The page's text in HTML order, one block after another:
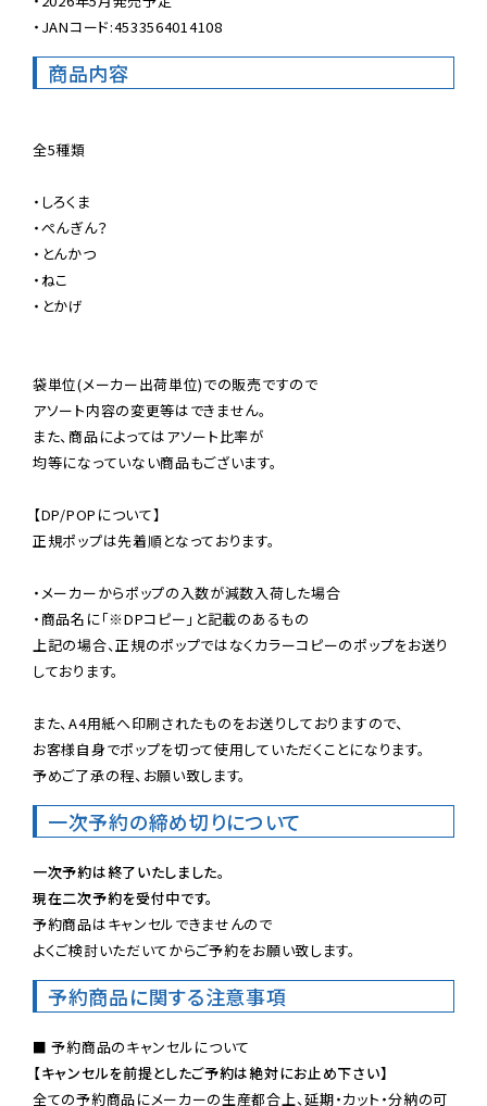
・JANコード:4533564014108
商品内容
全5種類
・しろくま
・ぺんぎん？
・とんかつ
・ねこ
・とかげ
袋単位(メーカー出荷単位)での販売ですので
アソート内容の変更等はできません。
また、商品によってはアソート比率が
均等になっていない商品もございます。
【DP/POPについて】
正規ポップは先着順となっております。
・メーカーからポップの入数が減数入荷した場合
・商品名に「※DPコピー」と記載のあるもの
上記の場合、正規のポップではなくカラーコピーのポップをお送り
しております。
また、A4用紙へ印刷されたものをお送りしておりますので、
お客様自身でポップを切って使用していただくことになります。
予めご了承の程、お願い致します。
一次予約の締め切りについて
一次予約は終了いたしました。
現在二次予約を受付中です。
予約商品はキャンセルできませんので
よくご検討いただいてからご予約をお願い致します。
予約商品に関する注意事項
【キャンセルを前提としたご予約は絶対にお止め下さい】
全ての予約商品にメーカーの生産都合上、延期・カット・分納の可